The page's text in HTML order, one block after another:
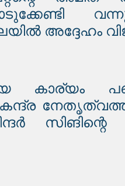
അദ്ദേഹം
കാര്യം
സിങിന്റെ